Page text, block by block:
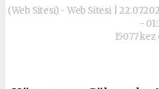
(Web Sitesi) - Web Sitesi |
-
15077